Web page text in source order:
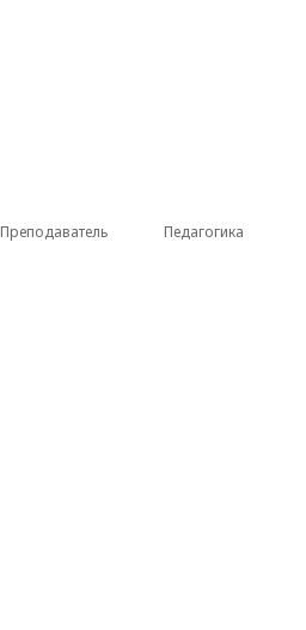
Преподаватель Педагогика